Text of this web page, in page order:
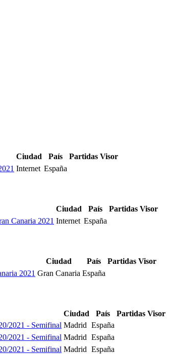
Ciudad País Partidas Visor
Internet España
Ciudad País Partidas Visor
Canaria 2021 Internet España
Ciudad País Partidas Visor
2021 Gran Canaria España
Ciudad País Partidas Visor
2021 - Semifinal Madrid España
2021 - Semifinal Madrid España
2021 - Semifinal Madrid España